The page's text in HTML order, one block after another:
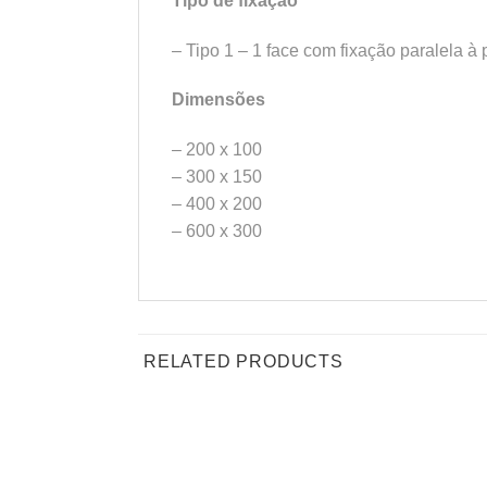
– Tipo 1 – 1 face com fixação paralela à
Dimensões
– 200 x 100
– 300 x 150
– 400 x 200
– 600 x 300
RELATED PRODUCTS